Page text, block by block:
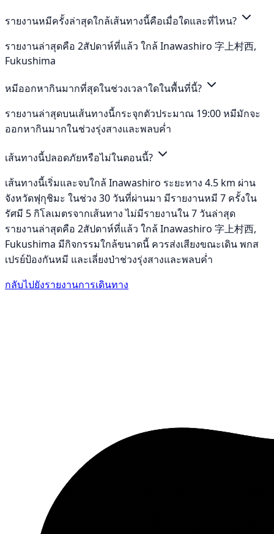
รายงานหมีครั้งล่าสุดใกล้เส้นทางนี้คือเมื่อใดและที่ไหน?
รายงานล่าสุดคือ 2สัปดาห์ที่แล้ว ใกล้ Inawashiro 字上村西,
Fukushima
หมีออกหากินมากที่สุดในช่วงเวลาใดในพื้นที่นี้?
รายงานล่าสุดบนเส้นทางนี้กระจุกตัวประมาณ 19:00 หมีมักจะ
ออกหากินมากในช่วงรุ่งสางและพลบค่ำ
เส้นทางนี้ปลอดภัยหรือไม่ในตอนนี้?
เส้นทางนี้เริ่มและจบใกล้ Inawashiro ระยะทาง 4.5 km ผ่าน
จังหวัดฟุกุชิมะ ในช่วง 30 วันที่ผ่านมา มีรายงานหมี 7 ครั้งใน
รัศมี 5 กิโลเมตรจากเส้นทาง ไม่มีรายงานใน 7 วันล่าสุด
รายงานล่าสุดคือ 2สัปดาห์ที่แล้ว ใกล้ Inawashiro 字上村西,
Fukushima มีกิจกรรมใกล้ขนาดนี้ ควรส่งเสียงขณะเดิน พกส
เปรย์ป้องกันหมี และเลี่ยงป่าช่วงรุ่งสางและพลบค่ำ
กลับไปยังรายงานการเดินทาง